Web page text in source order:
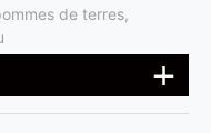
de terres,